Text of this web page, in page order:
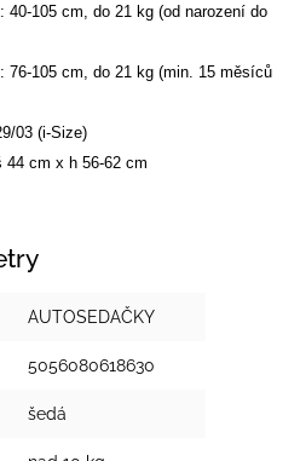
105 cm, do 21 kg (od narození do
76-105 cm, do 21 kg (min. 15 měsíců
03 (i-Size)
44 cm x h 56-62 cm
AUTOSEDAČKY
5056080618630
šedá